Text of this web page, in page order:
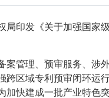
局印发《关于加强国家
案管理、预审服务、涉
跨区域专利预审闭环运
加快建成一批产业特色